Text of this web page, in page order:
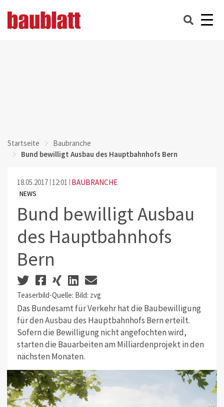
Startseite
Baubranche
Bund bewilligt Ausbau des Hauptbahnhofs Bern
18.05.2017 12:01 BAUBRANCHE
NEWS
Bund bewilligt Ausbau
des Hauptbahnhofs
Bern
Teaserbild-Quelle: Bild: zvg
Das Bundesamt für Verkehr hat die Baubewilligung
für den Ausbau des Hauptbahnhofs Bern erteilt.
Sofern die Bewilligung nicht angefochten wird,
starten die Bauarbeiten am Milliardenprojekt in den
nächsten Monaten.